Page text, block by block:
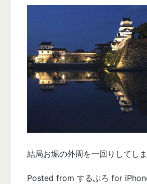
結局お堀の外周を一回りしてしま
Posted from するぷろ for